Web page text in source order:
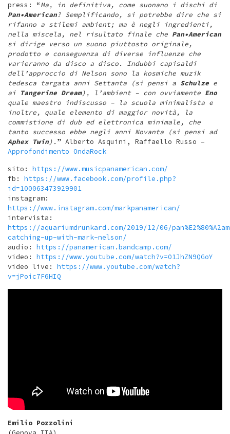
press: “Ma, in definitiva, come suonano i dischi di
Pan•American? Semplificando, si potrebbe dire che si
rifanno a stilemi ambient; ma è negli ingredienti,
nella miscela, nel risultato finale che Pan•American
si dirige verso un suono piuttosto originale,
prodotto e conseguenza di diverse influenze che
varieranno da disco a disco. Indubbi capisaldi
dell’approccio di Nelson sono la kosmiche muzik
tedesca targata anni Settanta (si pensi a Schulze e
ai Tangerine Dream), l’ambient – con ovviamente Eno
quale maestro indiscusso – la scuola minimalista e
inoltre, quale elemento di maggior novità, la
commistione di dub ed elettronica minimale, che
tanto successo ebbe negli anni Novanta (si pensi ad
Aphex Twin).” Alberto Asquini, Raffaello Russo –
Approfondimento OndaRock
sito: https://www.musicpanamerican.com/
fb: https://www.facebook.com/profile.php?
id=100063473929901
instagram:
https://www.instagram.com/markpanamerican/
intervista:
https://aquariumdrunkard.com/2019/12/06/
catching-up-with-mark-nelson/
audio: https://panamerican.bandcamp.com/
video: https://www.youtube.com/watch?v=O1JhZN9QGoY
video live: https://www.youtube.com/watch?
v=jPoic7F6HIQ
Emilio Pozzolini